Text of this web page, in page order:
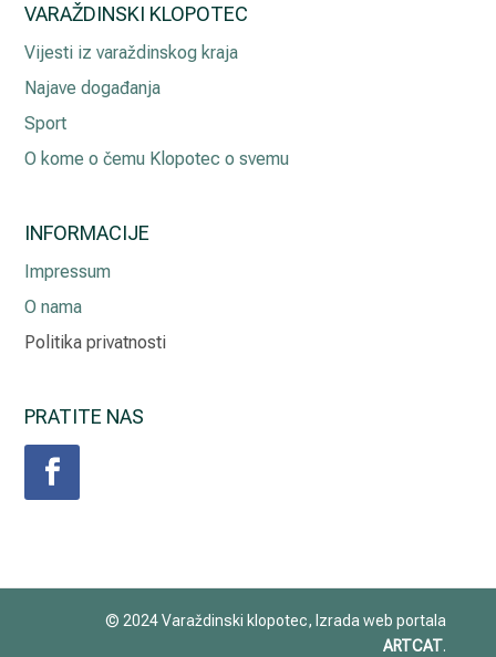
VARAŽDINSKI KLOPOTEC
Vijesti iz varaždinskog kraja
Najave događanja
Sport
O kome o čemu Klopotec o svemu
INFORMACIJE
Impressum
O nama
Politika privatnosti
PRATITE NAS
© 2024 Varaždinski klopotec, Izrada web portala
ARTCAT.